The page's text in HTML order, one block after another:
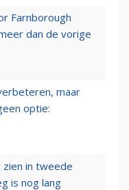
Farnborough
dan de vorige
maar
optie:
in tweede
is nog lang